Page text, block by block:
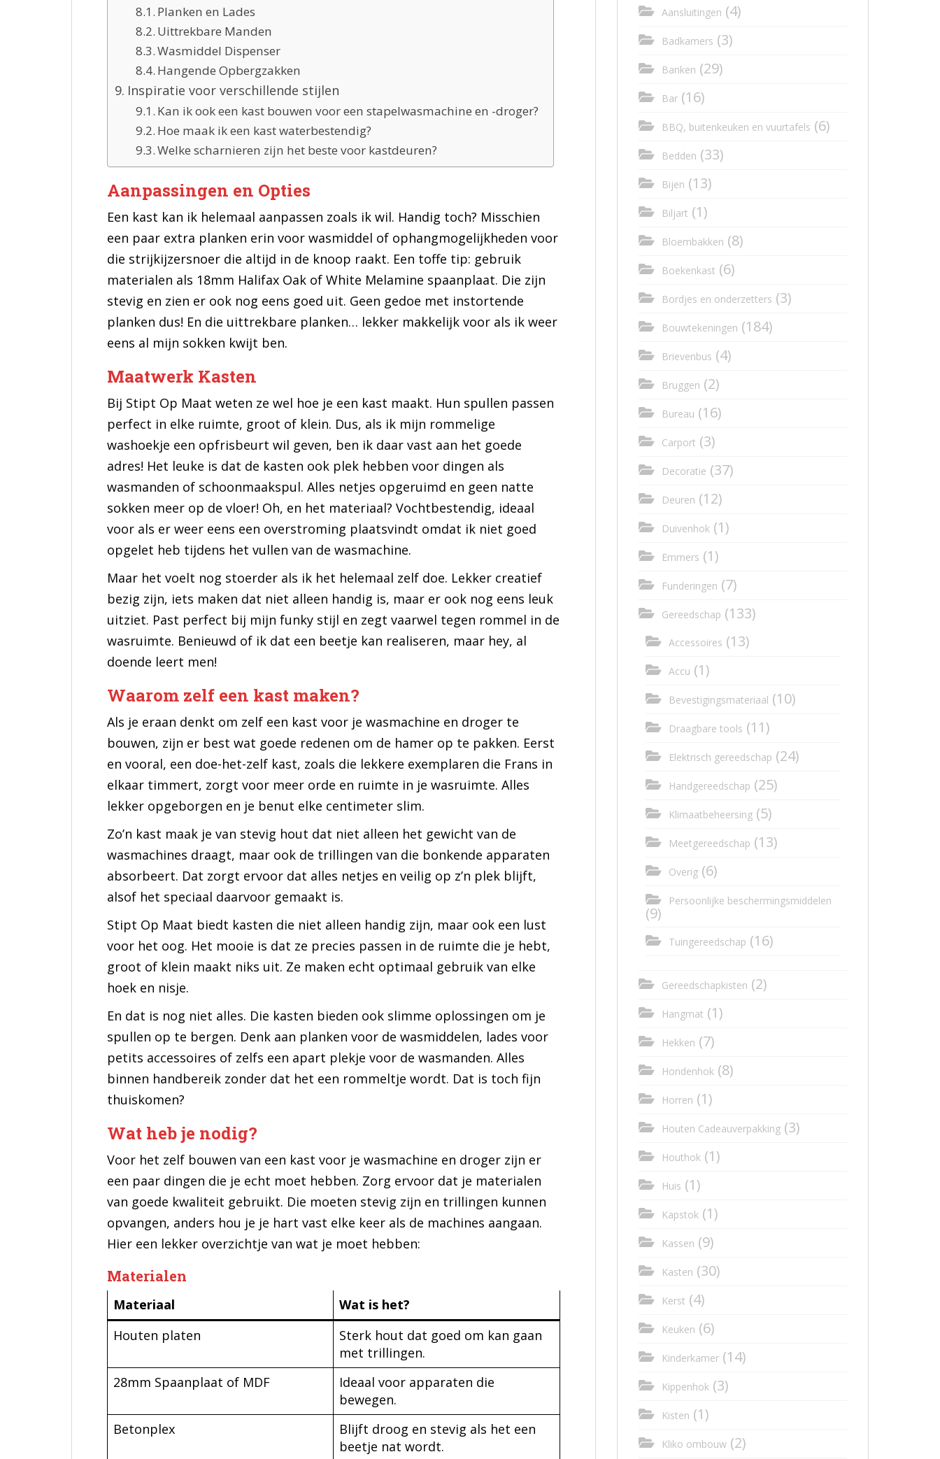
Planken en Lades
Uittrekbare Manden
Wasmiddel Dispenser
Hangende Opbergzakken
Inspiratie voor verschillende stijlen
Kan ik ook een kast bouwen voor een stapelwasmachine en -droger?
Hoe maak ik een kast waterbestendig?
Welke scharnieren zijn het beste voor kastdeuren?
Aanpassingen en Opties
Een kast kan ik helemaal aanpassen zoals ik wil. Handig toch? Misschien
een paar extra planken erin voor wasmiddel of ophangmogelijkheden voor
die strijkijzersnoer die altijd in de knoop raakt. Een toffe tip: gebruik
materialen als 18mm Halifax Oak of White Melamine spaanplaat. Die zijn
stevig en zien er ook nog eens goed uit. Geen gedoe met instortende
planken dus! En die uittrekbare planken… lekker makkelijk voor als ik weer
eens al mijn sokken kwijt ben.
Maatwerk Kasten
Bij Stipt Op Maat weten ze wel hoe je een kast maakt. Hun spullen passen
perfect in elke ruimte, groot of klein. Dus, als ik mijn rommelige
washoekje een opfrisbeurt wil geven, ben ik daar vast aan het goede
adres! Het leuke is dat de kasten ook plek hebben voor dingen als
wasmanden of schoonmaakspul. Alles netjes opgeruimd en geen natte
sokken meer op de vloer! Oh, en het materiaal? Vochtbestendig, ideaal
voor als er weer eens een overstroming plaatsvindt omdat ik niet goed
opgelet heb tijdens het vullen van de wasmachine.
Maar het voelt nog stoerder als ik het helemaal zelf doe. Lekker creatief
bezig zijn, iets maken dat niet alleen handig is, maar er ook nog eens leuk
uitziet. Past perfect bij mijn funky stijl en zegt vaarwel tegen rommel in de
wasruimte. Benieuwd of ik dat een beetje kan realiseren, maar hey, al
doende leert men!
Waarom zelf een kast maken?
Als je eraan denkt om zelf een kast voor je wasmachine en droger te
bouwen, zijn er best wat goede redenen om de hamer op te pakken. Eerst
en vooral, een doe-het-zelf kast, zoals die lekkere exemplaren die Frans in
elkaar timmert, zorgt voor meer orde en ruimte in je wasruimte. Alles
lekker opgeborgen en je benut elke centimeter slim.
Zo’n kast maak je van stevig hout dat niet alleen het gewicht van de
wasmachines draagt, maar ook de trillingen van die bonkende apparaten
absorbeert. Dat zorgt ervoor dat alles netjes en veilig op z’n plek blijft,
alsof het speciaal daarvoor gemaakt is.
Stipt Op Maat biedt kasten die niet alleen handig zijn, maar ook een lust
voor het oog. Het mooie is dat ze precies passen in de ruimte die je hebt,
groot of klein maakt niks uit. Ze maken echt optimaal gebruik van elke
hoek en nisje.
En dat is nog niet alles. Die kasten bieden ook slimme oplossingen om je
spullen op te bergen. Denk aan planken voor de wasmiddelen, lades voor
petits accessoires of zelfs een apart plekje voor de wasmanden. Alles
binnen handbereik zonder dat het een rommeltje wordt. Dat is toch fijn
thuiskomen?
Wat heb je nodig?
Voor het zelf bouwen van een kast voor je wasmachine en droger zijn er
een paar dingen die je echt moet hebben. Zorg ervoor dat je materialen
van goede kwaliteit gebruikt. Die moeten stevig zijn en trillingen kunnen
opvangen, anders hou je je hart vast elke keer als de machines aangaan.
Hier een lekker overzichtje van wat je moet hebben:
Materialen
Materiaal
Wat is het?
Houten platen
Sterk hout dat goed om kan gaan
met trillingen.
28mm Spaanplaat of MDF
Ideaal voor apparaten die
bewegen.
Betonplex
Blijft droog en stevig als het een
beetje nat wordt.
Aansluitingen (4)
Badkamers (3)
Banken (29)
Bar (16)
BBQ, buitenkeuken en vuurtafels (6)
Bedden (33)
Bijen (13)
Biljart (1)
Bloembakken (8)
Boekenkast (6)
Bordjes en onderzetters (3)
Bouwtekeningen (184)
Brievenbus (4)
Bruggen (2)
Bureau (16)
Carport (3)
Decoratie (37)
Deuren (12)
Duivenhok (1)
Emmers (1)
Funderingen (7)
Gereedschap (133)
Accessoires (13)
Accu (1)
Bevestigingsmateriaal (10)
Draagbare tools (11)
Elektrisch gereedschap (24)
Handgereedschap (25)
Klimaatbeheersing (5)
Meetgereedschap (13)
Overig (6)
Persoonlijke beschermingsmiddelen
(9)
Tuingereedschap (16)
Gereedschapkisten (2)
Hangmat (1)
Hekken (7)
Hondenhok (8)
Horren (1)
Houten Cadeauverpakking (3)
Houthok (1)
Huis (1)
Kapstok (1)
Kassen (9)
Kasten (30)
Kerst (4)
Keuken (6)
Kinderkamer (14)
Kippenhok (3)
Kisten (1)
Kliko ombouw (2)